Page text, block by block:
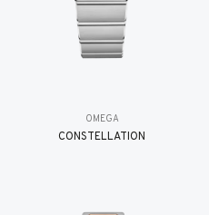
OMEGA
CONSTELLATION